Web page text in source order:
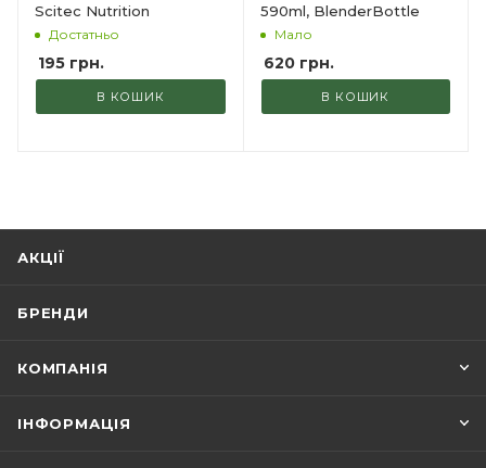
Scitec Nutrition
Достатньо
195 грн.
В КОШИК
590ml, BlenderBottle
Мало
620грн.
В КОШИК
АКЦІЇ
БРЕНДИ
КОМПАНІЯ
ІНФОРМАЦІЯ